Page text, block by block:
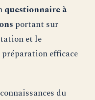
questionnaire à
portant sur
et le
préparation efficace
du